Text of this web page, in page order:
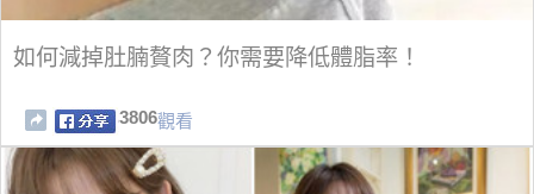
如何減掉肚腩贅肉？你需要降低體脂率！
3806觀看